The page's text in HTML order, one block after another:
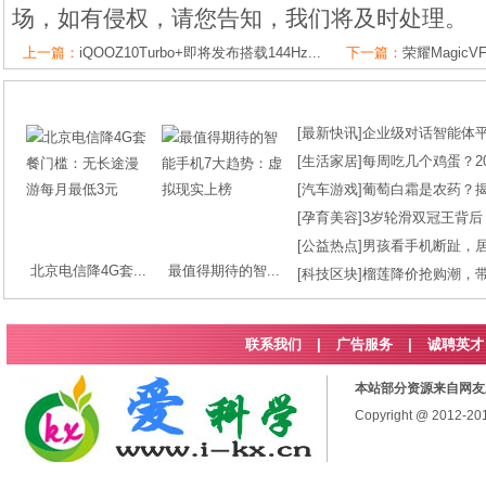
场，如有侵权，请您告知，我们将及时处理。
上一篇： iQOOZ10Turbo+即将发布搭载144Hz... 下一篇： 荣耀
北京电信降4G套... 最值得期待的智...
[最新快讯]企业级对话智能体
[生活家居]每周吃几个鸡蛋？
[汽车游戏]葡萄白霜是农药？
[孕育美容]3岁轮滑双冠王背
[公益热点] 男孩看手机断趾，
[科技区块]榴莲降价抢购潮，
联系我们 广告服务 | 诚聘英才
本站部分资源来自网
Copyright @ 2012-